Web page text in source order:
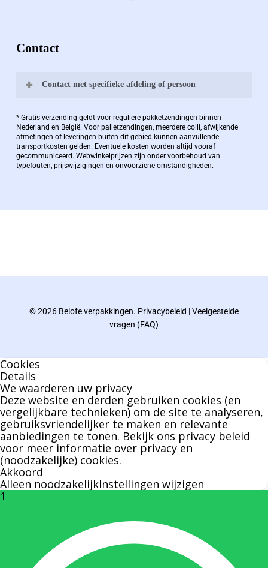
Contact
Contact met specifieke afdeling of persoon
Bernard Pauwels:
Zaakvoerder Berdo
bernard@berdo.be
afgelopen decennia.
Bernard werkt 25 uur per dag en draait voor
U kunt Bernard bellen of mailen voor vragen
over leveringen of facturen. Of als u een
specifieke persoon niet kunt bereiken zal
Bernard u graag te woord staan.
Nicole Bisscheroux:
+32(0)485 55 90 07
* Gratis verzending geldt voor reguliere pakketzendingen binnen
Nederland en België. Voor palletzendingen, meerdere colli, afwijkende
afmetingen of leveringen buiten dit gebied kunnen aanvullende
transportkosten gelden. Eventuele kosten worden altijd vooraf
gecommuniceerd. Webwinkelprijzen zijn onder voorbehoud van
typefouten, prijswijzigingen en onvoorziene omstandigheden.
© 2026 Belofe verpakkingen. Privacybeleid |Veelgestelde
vragen (FAQ)
Cookies
Details
We waarderen uw privacy
Deze website en derden gebruiken cookies (en
vergelijkbare technieken) om de site te analyseren,
gebruiksvriendelijker te maken en relevante
aanbiedingen te tonen. Bekijk ons privacy beleid
voor meer informatie over privacy en
(noodzakelijke) cookies.
Akkoord
Alleen noodzakelijkInstellingen wijzigen
1